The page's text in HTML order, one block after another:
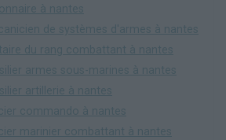
à nantes
de systèmes d'armes à nantes
du rang combattant à nantes
armes sous-marines à nantes
artillerie à nantes
commando à nantes
marinier combattant à nantes